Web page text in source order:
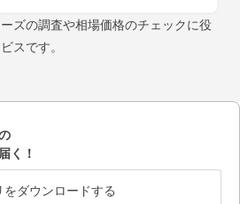
ズの調査や相場価格のチェックに役
スです。
く！
をダウンロードする